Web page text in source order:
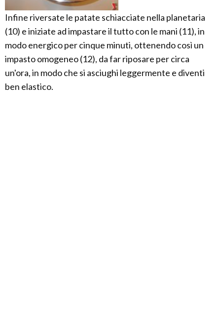
Infine riversate le patate schiacciate nella planetaria
(10) e iniziate ad impastare il tutto con le mani (11), in
modo energico per cinque minuti, ottenendo così un
impasto omogeneo (12), da far riposare per circa
un'ora, in modo che si asciughi leggermente e diventi
ben elastico.